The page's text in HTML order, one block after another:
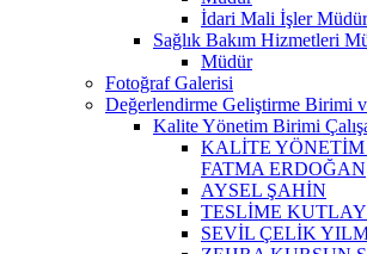
İdari Mali İşler Müdür
Sağlık Bakım Hizmetleri
Müdür
Fotoğraf Galerisi
Değerlendirme Geliştirme Birimi
Kalite Yönetim Birimi
KALİTE
FATMA ERDOĞAN
AYSEL ŞAHİN
TESLİME
SEVİL ÇELİK